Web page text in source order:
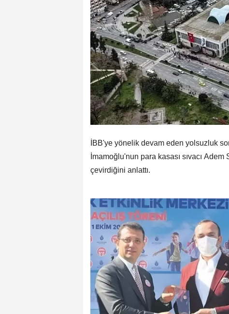
İBB'ye yönelik devam eden yolsuzluk
İmamoğlu'nun para kasası sıvacı
çevirdiğini anlattı.